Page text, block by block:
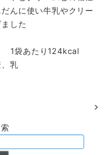
んに使い牛乳やクリー
した
1袋あたり124kcal
乳